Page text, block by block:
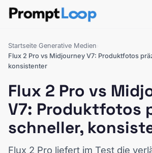
Startseite Generative Medien
Flux 2 Pro vs Midjourney V7: Produktfotos
konsistenter
Flux 2 Pro vs
V7: Produktfotos
schneller,
Flux 2 Pro liefert im Test die